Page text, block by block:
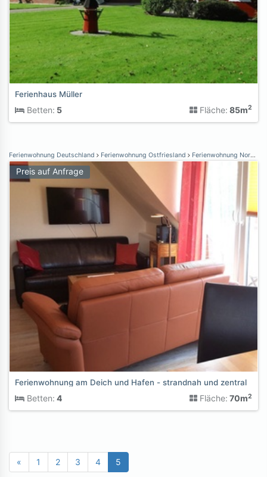
Ferienhaus Müller
Betten: 5 Fläche: 85m2
Ferienwohnung Deutschland Ferienwohnung Ostfriesland Ferienwohnung Norden Norddeich
Preis auf Anfrage
Ferienwohnung am Deich und Hafen - strandnah und zentral
Betten: 4 Fläche: 70m2
« 1 2 3 4 5